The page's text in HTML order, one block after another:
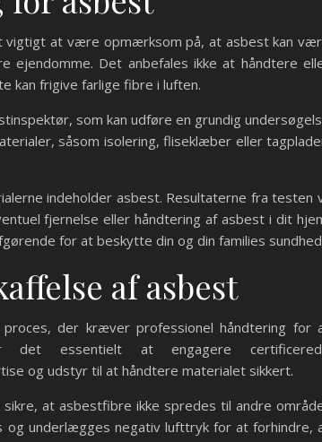
at være opmærksom på, at asbest kan
Det anbefales ikke at håndtere
kan frigive farlige fibre i luften.
som kan udføre en grundig
såsom isolering, fliseklæber eller
indeholder asbest. Resultaterne fra testen
fjernelse eller håndtering af asbest i dit
for at beskytte din og din families
af asbest
der kræver professionel håndtering for
det essentielt at engagere
og udstyr til at håndtere materialet sikkert.
at asbestfibre ikke spredes til andre
underlægges negativ lufttryk for at forhindre,